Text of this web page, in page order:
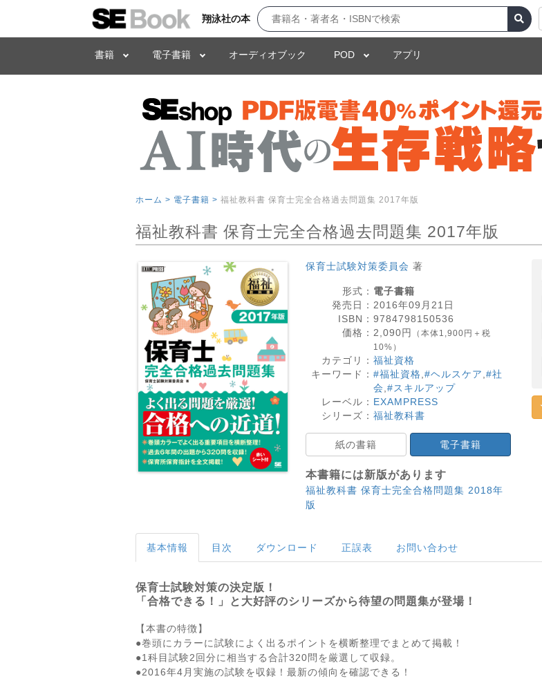
翔泳社の本
書籍 電子書籍 オーディオブック POD アプリ
ホーム > 電子書籍 > 福祉教科書 保育士完全合格過去問題集 2017年版
福祉教科書 保育士完全合格過去問題集 2017年版
保育士試験対策委員会 著
形式： 電子書籍
発売日： 2016年09月21日
ISBN： 9784798150536
価格： 2,090円
（本体1,900円＋税
10%）
カテゴリ： 福祉資格
キーワード： #福祉資格 #ヘルスケア #社
会 #スキルアップ
レーベル： EXAMPRESS
シリーズ： 福祉教科書
紙の書籍 電子書籍
本書籍には新版があります
福祉教科書 保育士完全合格問題集 2018年
版
基本情報 目次 ダウンロード 正誤表 お問い合わせ
保育士試験対策の決定版！
「合格できる！」と大好評のシリーズから待望の問題集が登場！
【本書の特徴】
●巻頭にカラーに試験によく出るポイントを横断整理でまとめて掲載！
●1科目試験2回分に相当する合計320問を厳選して収録。
●2016年4月実施の試験を収録！最新の傾向を確認できる！